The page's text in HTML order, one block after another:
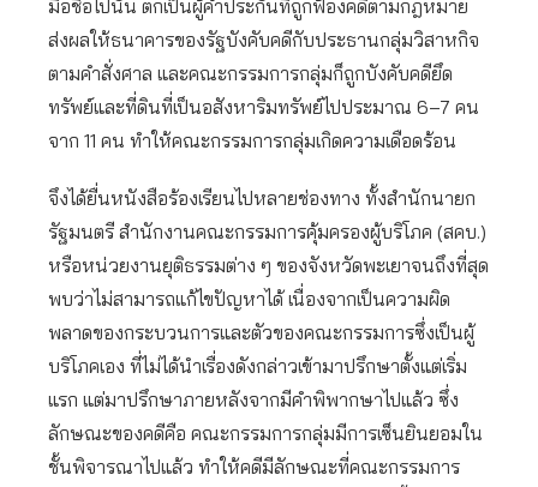
มือชื่อไปนั้น ตกเป็นผู้ค้ำประกันที่ถูกฟ้องคดีตามกฎหมาย
ส่งผลให้ธนาคารของรัฐบังคับคดีกับประธานกลุ่มวิสาหกิจ
ตามคำสั่งศาล และคณะกรรมการกลุ่มก็ถูกบังคับคดียึด
ทรัพย์และที่ดินที่เป็นอสังหาริมทรัพย์ไปประมาณ 6–7 คน
จาก 11 คน ทำให้คณะกรรมการกลุ่มเกิดความเดือดร้อน
จึงได้ยื่นหนังสือร้องเรียนไปหลายช่องทาง ทั้งสำนักนายก
รัฐมนตรี สำนักงานคณะกรรมการคุ้มครองผู้บริโภค (สคบ.)
หรือหน่วยงานยุติธรรมต่าง ๆ ของจังหวัดพะเยาจนถึงที่สุด
พบว่าไม่สามารถแก้ไขปัญหาได้ เนื่องจากเป็นความผิด
พลาดของกระบวนการและตัวของคณะกรรมการซึ่งเป็นผู้
บริโภคเอง ที่ไม่ได้นำเรื่องดังกล่าวเข้ามาปรึกษาตั้งแต่เริ่ม
แรก แต่มาปรึกษาภายหลังจากมีคำพิพากษาไปแล้ว ซึ่ง
ลักษณะของคดีคือ คณะกรรมการกลุ่มมีการเซ็นยินยอมใน
ชั้นพิจารณาไปแล้ว ทำให้คดีมีลักษณะที่คณะกรรมการ